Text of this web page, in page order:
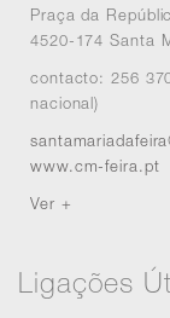
Praça da
4520-174 Santa
contacto: 256
nacional)
www.cm-feira.pt
Ver +
Ligações